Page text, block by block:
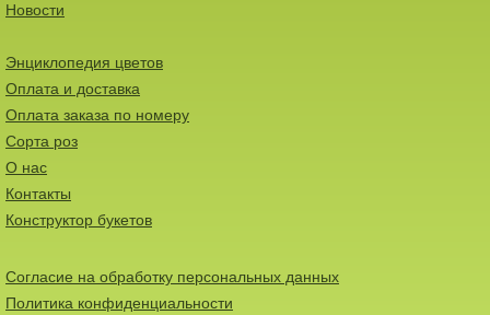
Новости
Энциклопедия цветов
Оплата и доставка
Оплата заказа по номеру
Сорта роз
О нас
Контакты
Конструктор букетов
Согласие на обработку персональных данных
Политика конфиденциальности